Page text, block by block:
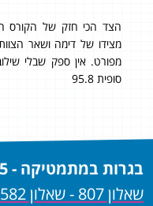
הצד הכי חזק של הקורס
מצידו של דימה ושאר
מפורט. אין ספק שבלי
סופית 95.8
בגרות במתמטיקה - 5 יחידות
שאלון 807 - שאלון 582